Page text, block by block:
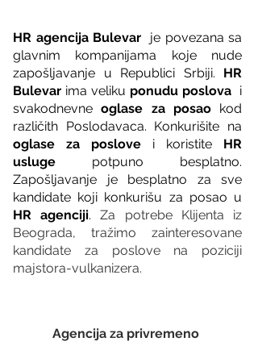
HR agencija Bulevar
  je povezana sa
glavnim kompanijama koje nude
zapošljavanje u Republici Srbiji. HR
Bulevar ima veliku ponudu poslova
  i
svakodnevne oglase za posao kod
oglase za poslove i koristite HR
usluge potpuno besplatno.
Zapošljavanje je besplatno za sve
HR agenciji. Za potrebe Klijenta iz
Beograda, tražimo zainteresovane
kandidate za poslove na poziciji
majstora-vulkanizera.
Agencija za privremeno